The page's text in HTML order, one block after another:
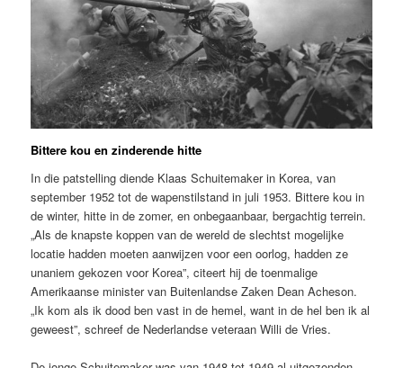
Bittere kou en zinderende hitte
In die patstelling diende Klaas Schuitemaker in Korea, van
september 1952 tot de wapenstilstand in juli 1953. Bittere kou in
de winter, hitte in de zomer, en onbegaanbaar, bergachtig terrein.
„Als de knapste koppen van de wereld de slechtst mogelijke
locatie hadden moeten aanwijzen voor een oorlog, hadden ze
unaniem gekozen voor Korea”, citeert hij de toenmalige
Amerikaanse minister van Buitenlandse Zaken Dean Acheson.
„Ik kom als ik dood ben vast in de hemel, want in de hel ben ik al
geweest”, schreef de Nederlandse veteraan Willi de Vries.